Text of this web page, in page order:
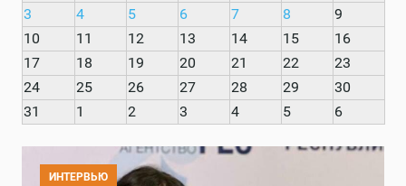
3
4 5 6 7 8
9
10
11 12 13 14 15
16
17
18 19 20 21 22
23
24
25 26 27 28 29
30
31
1 2 3 4 5 6
ИНТЕРВЬЮ